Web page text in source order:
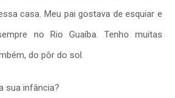
casa. Meu pai gostava de esquiar e
no Rio Guaíba. Tenho muitas
do pôr do sol.
sua infância?